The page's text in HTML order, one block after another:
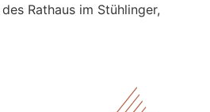
Rathaus im Stühlinger,